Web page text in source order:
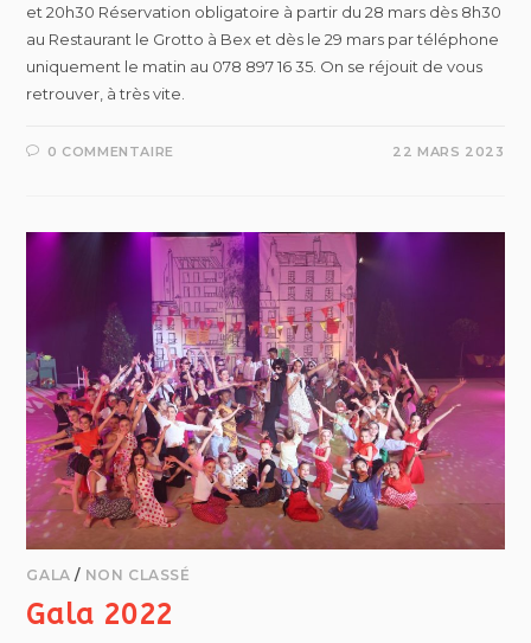
et 20h30 Réservation obligatoire à partir du 28 mars dès 8h30
au Restaurant le Grotto à Bex et dès le 29 mars par téléphone
uniquement le matin au 078 897 16 35. On se réjouit de vous
retrouver, à très vite.
0 COMMENTAIRE 22 MARS 2023
GALA / NON CLASSÉ
Gala 2022